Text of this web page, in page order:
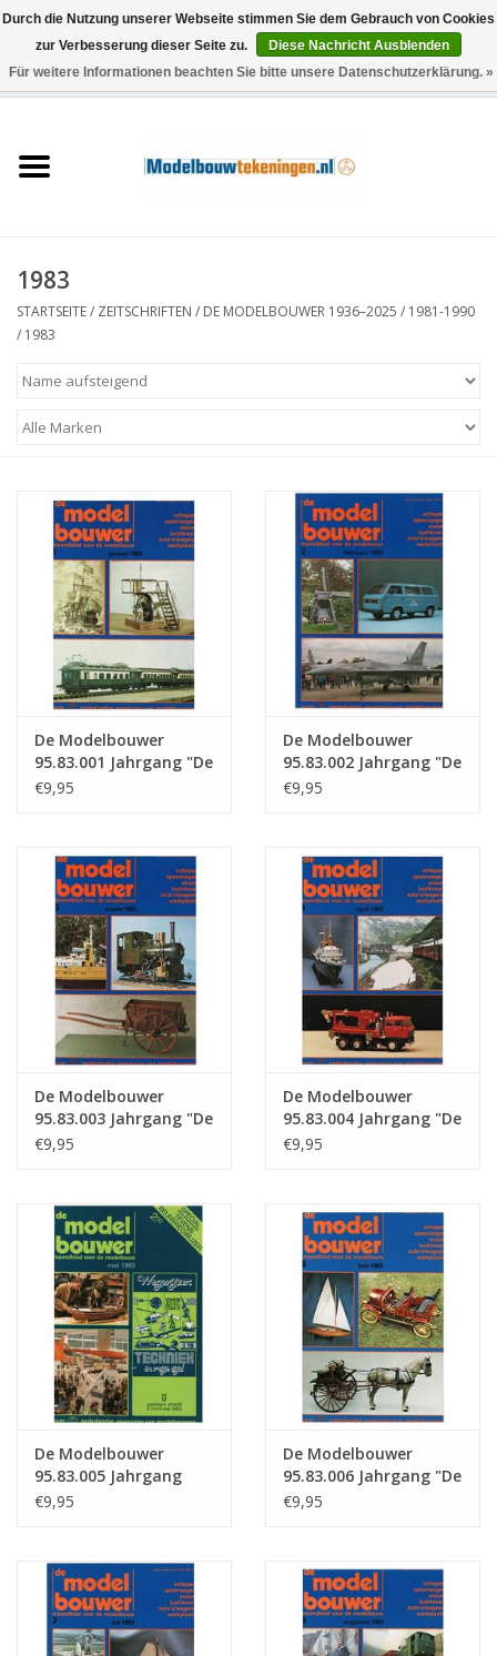
0 Artikel - €0,00
Schiffe
Holzbau
Maschinen
Zeitschriften
Neue Zeichnungen
NEUE ZEITSCHRIFTEN
ABONNEMENT DER
MODELLBAUER
1983
STARTSEITE/ ZEITSCHRIFTEN / DE MODELBOUWER 1936–2025 / 1981-1990
/ 1983
De Modelbouwer
95.83.001 Jahrgang "De
Modelbouwer"
€9,95
De Modelbouwer
95.83.002 Jahrgang "De
Modelbouwer"
€9,95
De Modelbouwer
95.83.003 Jahrgang "De
Modelbouwer"
€9,95
De Modelbouwer
95.83.004 Jahrgang "De
Modelbouwer"
€9,95
De Modelbouwer
95.83.005 Jahrgang
"Der Modellbauer"
€9,95
De Modelbouwer
95.83.006 Jahrgang "De
Modelbouwer"
€9,95
Durch die Nutzung unserer Webseite stimmen Sie dem Gebrauch von Cookies
zur Verbesserung dieser Seite zu.
Diese Nachricht Ausblenden
Für weitere Informationen beachten Sie bitte unsere Datenschutzerklärung. »